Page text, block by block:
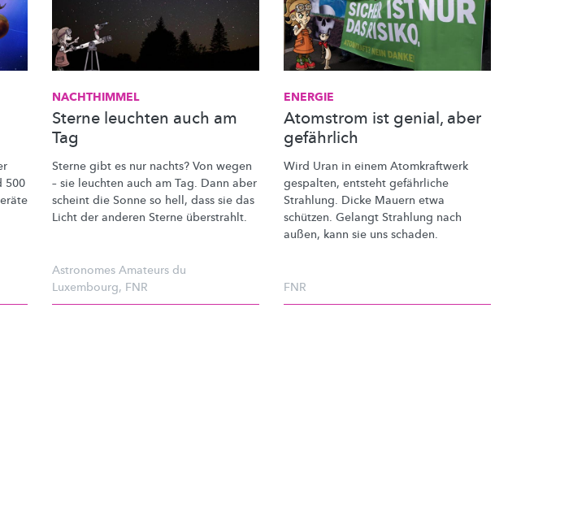
500
NACHTHIMMEL
Sterne leuchten auch am
Tag
Sterne gibt es nur nachts? Von wegen
– sie leuchten auch am Tag. Dann aber
scheint die Sonne so hell, dass sie das
Licht der anderen Sterne überstrahlt.
Astronomes Amateurs du
Luxembourg, FNR
ENERGIE
Atomstrom ist genial, aber
gefährlich
Wird Uran in einem Atomkraftwerk
gespalten, entsteht gefährliche
Strahlung. Dicke Mauern etwa
schützen. Gelangt Strahlung nach
außen, kann sie uns schaden.
FNR